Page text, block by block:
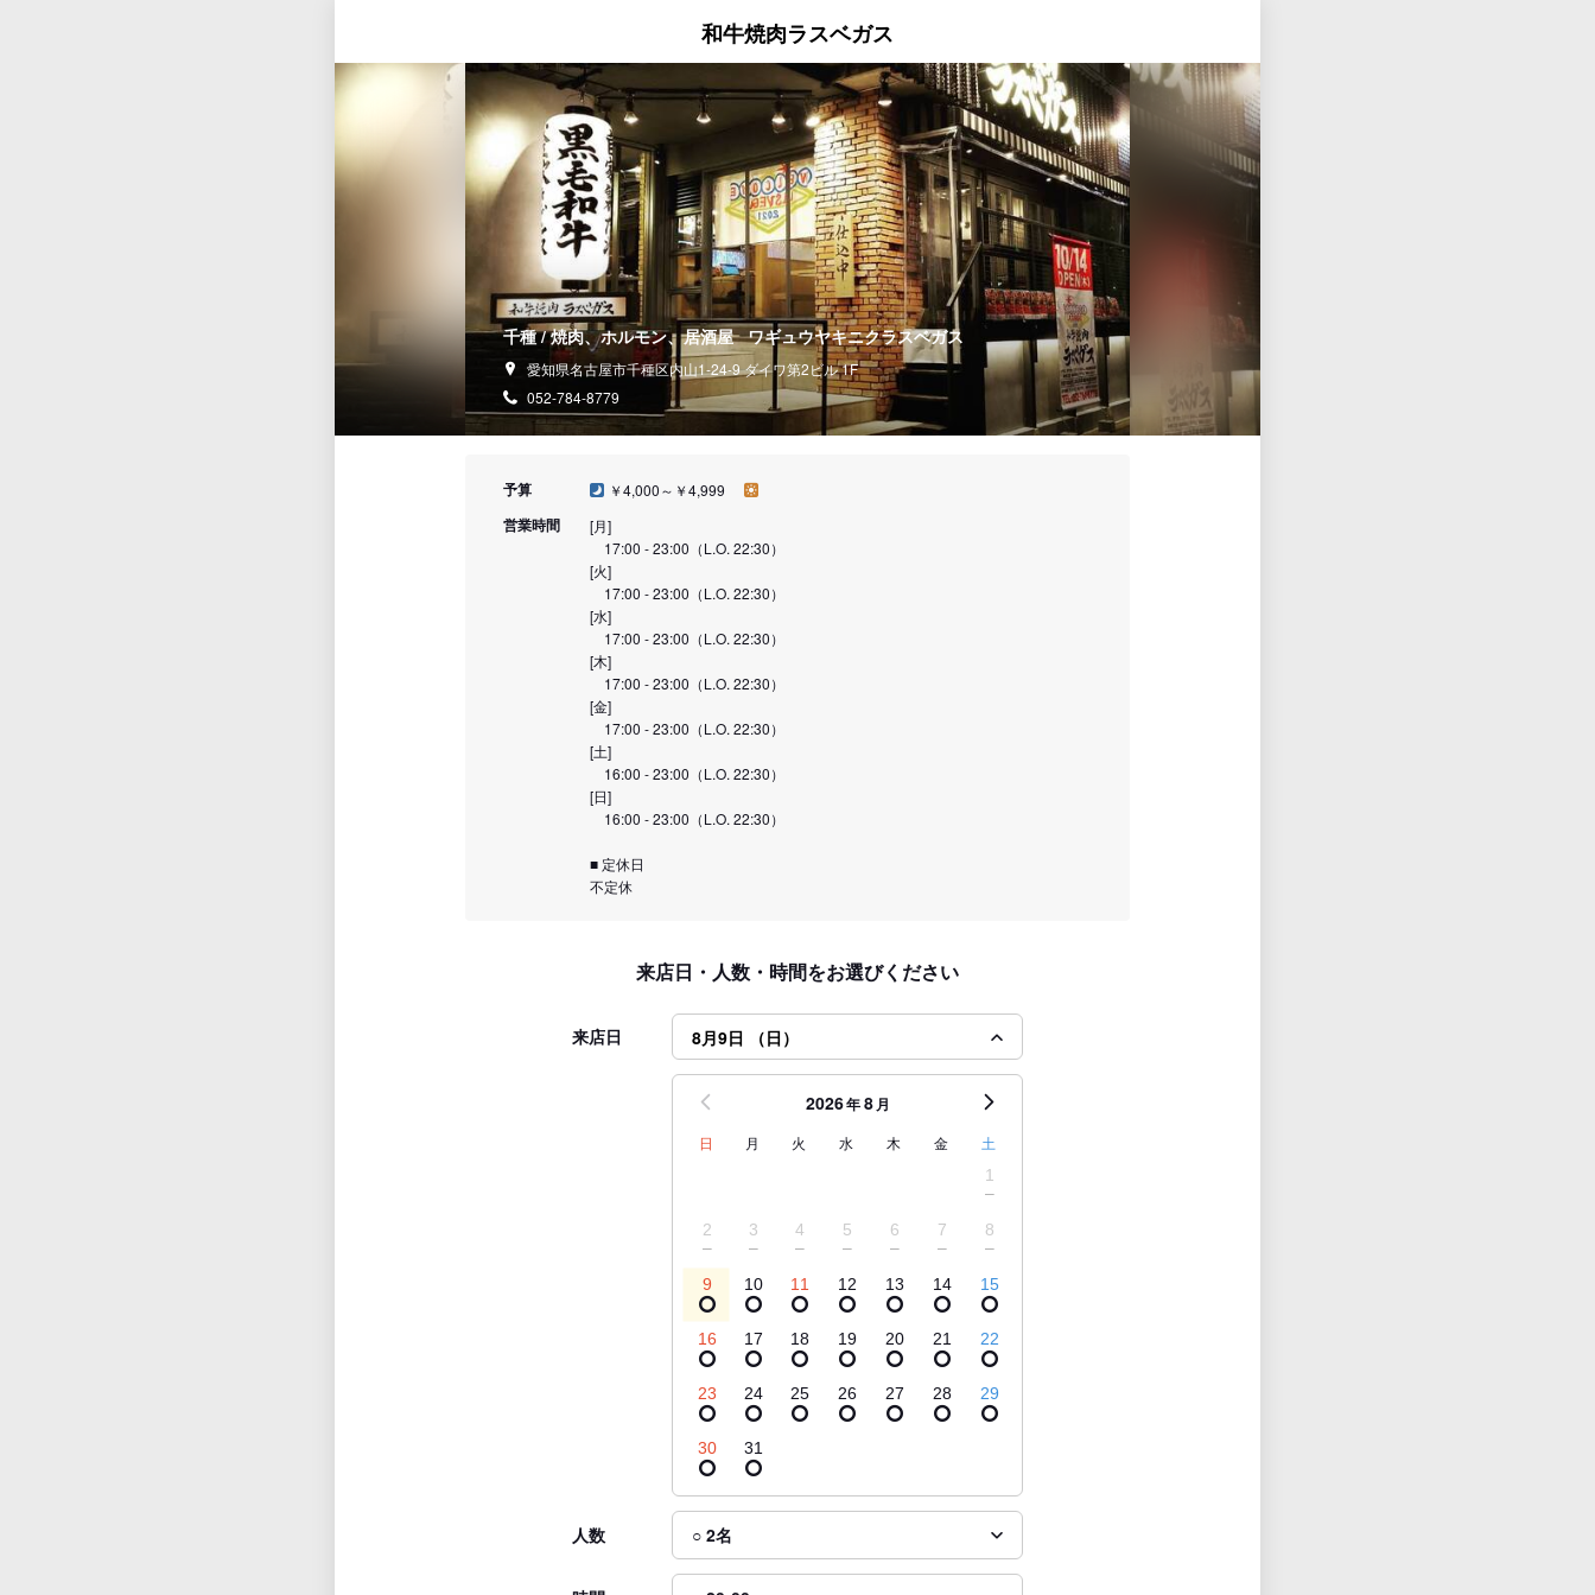
和牛焼肉ラスベガス
千種 / 焼肉、ホルモン、居酒屋 ワギュウヤキニクラスベガス
愛知県名古屋市千種区内山1-24-9 ダイワ第2ビル 1F
052-784-8779
予算 ￥4,000～￥4,999
営業時間
[月]
17:00 - 23:00（L.O. 22:30）
[火]
17:00 - 23:00（L.O. 22:30）
[水]
17:00 - 23:00（L.O. 22:30）
[木]
17:00 - 23:00（L.O. 22:30）
[金]
17:00 - 23:00（L.O. 22:30）
[土]
16:00 - 23:00（L.O. 22:30）
[日]
16:00 - 23:00（L.O. 22:30）
■ 定休日
不定休
来店日・人数・時間をお選びください
来店日 8月9日 （日）
2026年8月
日 月 火 水 木 金 土
1
2 3 4 5 6 7 8
9 10 11 12 13 14 15
16 17 18 19 20 21 22
23 24 25 26 27 28 29
30 31
人数